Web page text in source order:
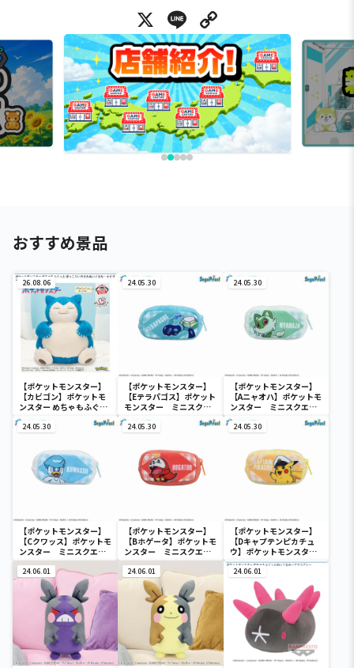
X Line
おすすめ景品
26.08.06
【ポケットモンスター】
【カビゴン】ポケットモ
ンスター めちゃもふぐっ
と ほっこりいやされぬい
ぐるみ～カビゴン～
24.05.30
【ポケットモンスター】
【Eテラパゴス】ポケット
モンスター ミニスクエ
アポーチ
24.05.30
【ポケットモンスター】
【Aニャオハ】ポケットモ
ンスター ミニスクエア
ポーチ
24.05.30
【ポケットモンスター】
【Cクワッス】ポケットモ
ンスター ミニスクエア
ポーチ
24.05.30
【ポケットモンスター】
【Bホゲータ】ポケットモ
ンスター ミニスクエア
ポーチ
24.05.30
【ポケットモンスター】
【Dキャプテンピカチュ
ウ】ポケットモンスタ
ー ミニスクエアポーチ
24.06.01 24.06.01 24.06.01